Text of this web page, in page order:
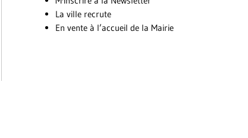
La ville recrute
En vente à l’accueil de la Mairie